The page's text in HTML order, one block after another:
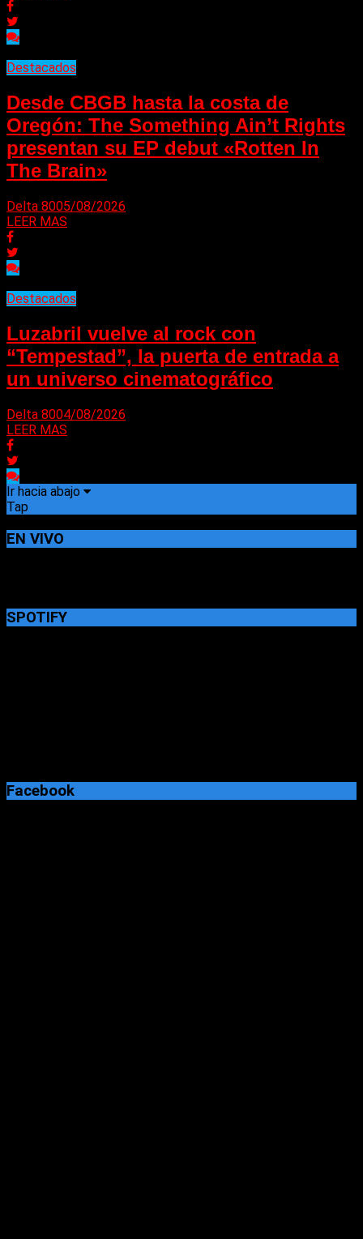
Destacados
Desde CBGB hasta la costa de
Oregón: The Something Ain’t Rights
presentan su EP debut «Rotten In
The Brain»
Delta 8005/08/2026
LEER MAS
Destacados
Luzabril vuelve al rock con
“Tempestad”, la puerta de entrada a
un universo cinematográfico
Delta 8004/08/2026
LEER MAS
Ir hacia abajo
Tap
EN VIVO
SPOTIFY
Facebook